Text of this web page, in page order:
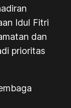
Idul Fitri
dan
prioritas